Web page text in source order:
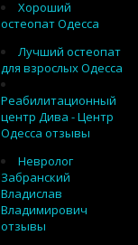
Хороший
остеопат Одесса
Лучший остеопат
для взрослых Одесса
Реабилитационный
центр Дива - Центр
Одесса отзывы
Невролог
Забранский
Владислав
Владимирович
отзывы